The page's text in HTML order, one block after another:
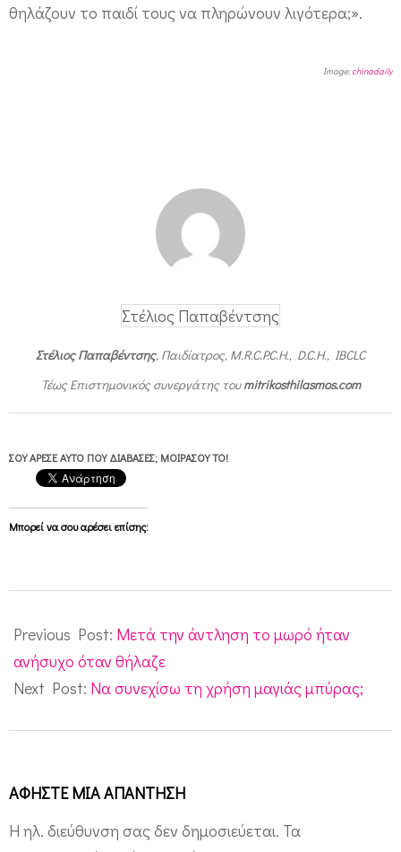
θηλάζουν το παιδί τους να πληρώνουν λιγότερα;».
Image:chinadaily
Στέλιος Παπαβέντσης
Στέλιος Παπαβέντσης, Παιδίατρος, M.R.C.P.C.H., D.C.H., IBCLC
Τέως Επιστημονικός συνεργάτης τουmitrikosthilasmos.com
ΣΟΥ ΆΡΕΣΕ ΑΥΤΌ ΠΟΥ ΔΙΆΒΑΣΕΣ; ΜΟΙΡΆΣΟΥ ΤΟ!
Μπορεί να σου αρέσει επίσης:
02-
03
Previous Post: Μετά την άντληση το μωρό ήταν
ανήσυχο όταν θήλαζε
Next Post: Να συνεχίσω τη χρήση μαγιάς μπύρας;
ΑΦΉΣΤΕ ΜΙΑ ΑΠΆΝΤΗΣΗ
Η ηλ. διεύθυνση σας δεν δημοσιεύεται. Τα